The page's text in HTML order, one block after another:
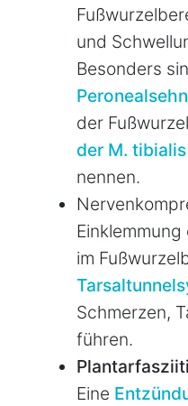
und
Besonders
der
der M.
nennen.
im
Schmerzen,
führen.
Eine